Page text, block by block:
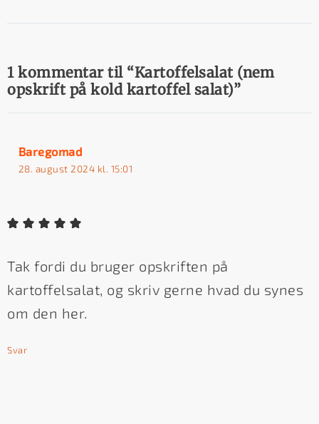
1 kommentar til “Kartoffelsalat (nem
opskrift på kold kartoffel salat)”
Baregomad
28. august 2024 kl. 15:01
Tak fordi du bruger opskriften på
kartoffelsalat, og skriv gerne hvad du synes
om den her.
Svar